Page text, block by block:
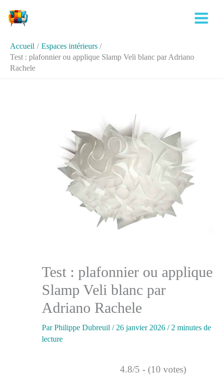
Accueil
Espaces intérieurs
Test : plafonnier ou applique Slamp Veli blanc par Adriano
Rachele
Test : plafonnier ou applique
Slamp Veli blanc par
Adriano Rachele
ParPhilippe Dubreuil / 26 janvier 2026 / 2 minutes de
lecture
4.8/5 - (10 votes)